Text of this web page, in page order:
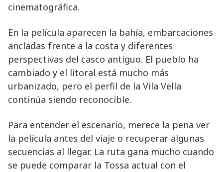
cinematográfica.
En la película aparecen la bahía, embarcaciones
ancladas frente a la costa y diferentes
perspectivas del casco antiguo. El pueblo ha
cambiado y el litoral está mucho más
urbanizado, pero el perfil de la Vila Vella
continúa siendo reconocible.
Para entender el escenario, merece la pena ver
la película antes del viaje o recuperar algunas
secuencias al llegar. La ruta gana mucho cuando
se puede comparar la Tossa actual con el